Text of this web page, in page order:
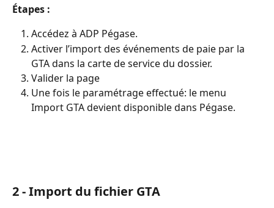
Étapes :
Accédez à ADP Pégase.
Activer l’import des événements de paie par la
GTA dans la carte de service du dossier.
Valider la page
Une fois le paramétrage effectué: le menu
Import GTA devient disponible dans Pégase.
2 - Import du fichier GTA